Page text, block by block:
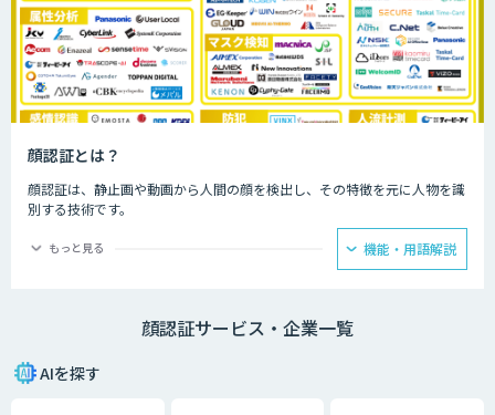
顔認証とは？
顔認証は、静止画や動画から人間の顔を検出し、その特徴を元に人物を識
別する技術です。
なりすますのが難しく、パスワードや鍵が不要なため安全です。
ティを実現できるのも魅力の一つです。最近では、スマホや入退室のセキ
もっと見る 機能・用語解説
顔認証サービス・企業一覧
AIを探す